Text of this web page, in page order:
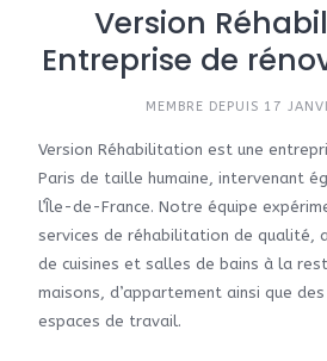
Version
Entreprise de
MEMBRE DEPUIS 17
Version Réhabilitation est une
Paris de taille humaine, intervenant
l’Île-de-France. Notre équipe
services de réhabilitation de qualité,
de cuisines et salles de bains à la
maisons, d’appartement ainsi que
espaces de travail.